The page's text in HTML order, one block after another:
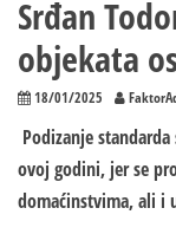
Srđan
objekata
18/01/2025
Podizanje
ovoj godini, jer se
domaćinstvima, ali i